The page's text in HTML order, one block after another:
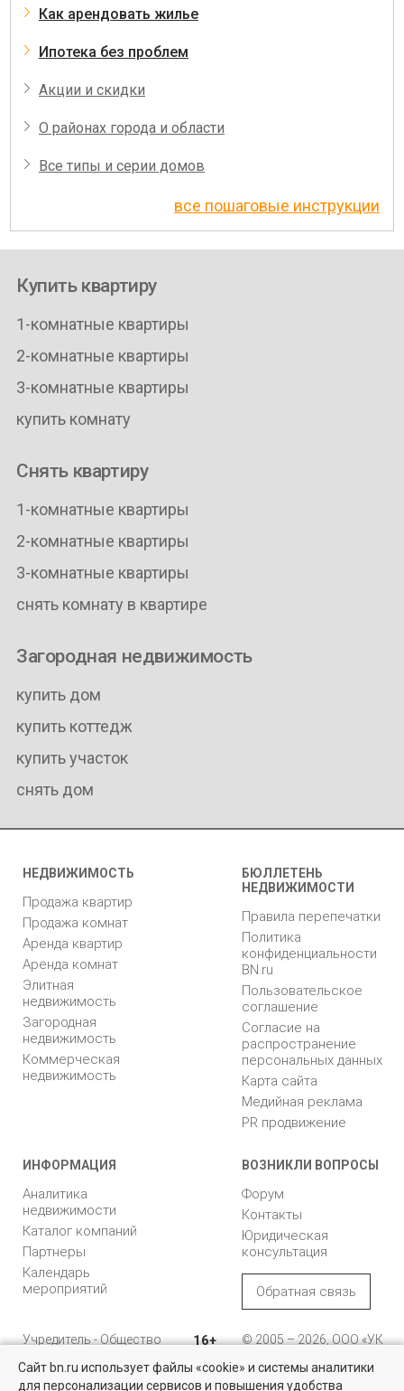
Как арендовать жилье
Ипотека без проблем
Акции и скидки
О районах города и области
Все типы и серии домов
все пошаговые инструкции
Купить квартиру
1-комнатные квартиры
2-комнатные квартиры
3-комнатные квартиры
купить комнату
Снять квартиру
1-комнатные квартиры
2-комнатные квартиры
3-комнатные квартиры
снять комнату в квартире
Загородная недвижимость
купить дом
купить коттедж
купить участок
снять дом
НЕДВИЖИМОСТЬ
Продажа квартир
Продажа комнат
Аренда квартир
Аренда комнат
Элитная
недвижимость
Загородная
недвижимость
Коммерческая
недвижимость
БЮЛЛЕТЕНЬ
НЕДВИЖИМОСТИ
Правила перепечатки
Политика
конфиденциальности
BN.ru
Пользовательское
соглашение
Согласие на
распространение
персональных данных
Карта сайта
Медийная реклама
PR продвижение
ИНФОРМАЦИЯ
Аналитика
недвижимости
Каталог компаний
Партнеры
Календарь
мероприятий
ВОЗНИКЛИ ВОПРОСЫ
Форум
Контакты
Юридическая
консультация
Обратная связь
Учредитель - Общество
ответственностью
"Управляющая
16+
© 2005 – 2026, ООО «УК
196105, Санкт-
Сайт bn.ru использует файлы «cookie» и системы аналитики
для персонализации сервисов и повышения удобства